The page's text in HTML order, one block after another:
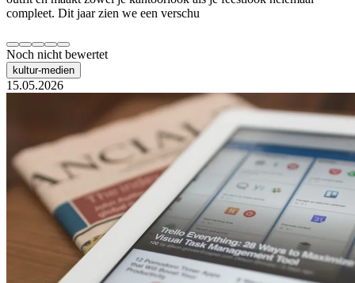
compleet. Dit jaar zien we een verschu
Noch nicht bewertet
kultur-medien
15.05.2026